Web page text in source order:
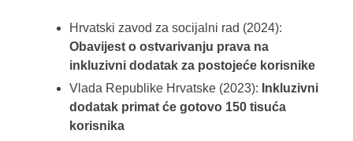
Hrvatski zavod za socijalni rad (2024):
Obavijest o ostvarivanju prava na
inkluzivni dodatak za postojeće korisnike
Vlada Republike Hrvatske (2023): Inkluzivni
dodatak primat će gotovo 150 tisuća
korisnika